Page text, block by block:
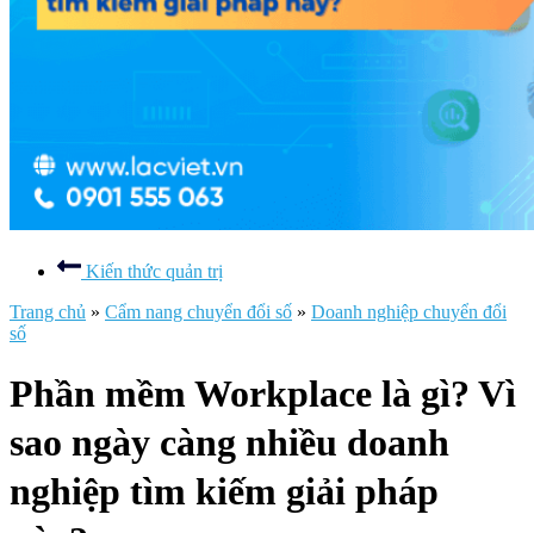
Kiến thức quản trị
Trang chủ » Cẩm nang chuyển đổi số » Doanh nghiệp chuyển đổi
số
Phần mềm Workplace là gì? Vì
sao ngày càng nhiều doanh
nghiệp tìm kiếm giải pháp